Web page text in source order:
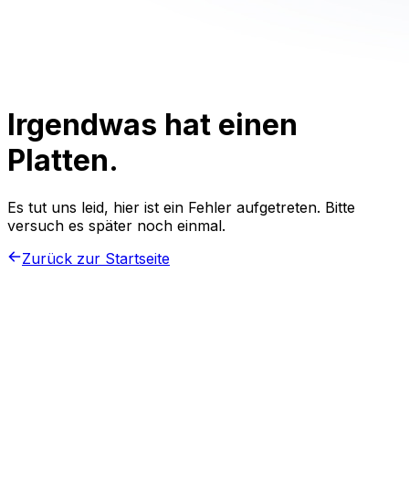
Irgendwas hat einen
Platten.
Es tut uns leid, hier ist ein Fehler aufgetreten. Bitte
versuch es später noch einmal.
Zurück zur Startseite